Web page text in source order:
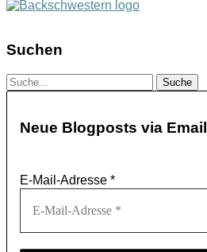
Suchen
Neue Blogposts via Email
E-Mail-Adresse *